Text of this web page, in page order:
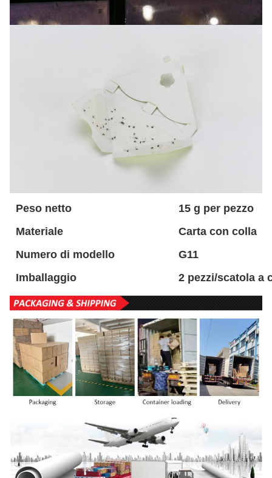
Peso netto
15 g per pezzo
Materiale
Carta con colla
Numero di modello
G11
Imballaggio
2 pezzi/scatola a